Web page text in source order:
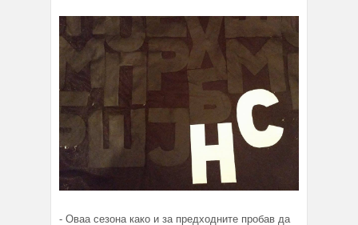
- Оваа сезона како и за предходните пробав да